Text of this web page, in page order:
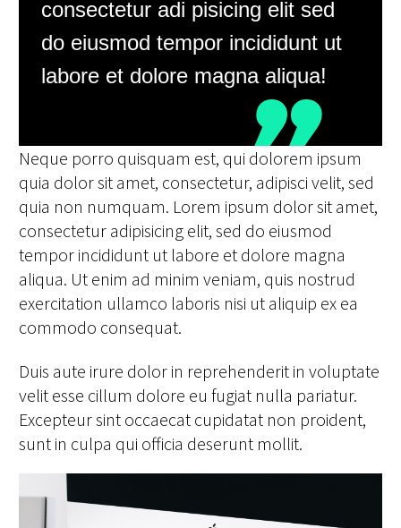
consectetur adi pisicing elit sed
do eiusmod tempor incididunt ut
labore et dolore magna aliqua!
Neque porro quisquam est, qui dolorem ipsum
quia dolor sit amet, consectetur, adipisci velit, sed
quia non numquam. Lorem ipsum dolor sit amet,
consectetur adipisicing elit, sed do eiusmod
tempor incididunt ut labore et dolore magna
aliqua. Ut enim ad minim veniam, quis nostrud
exercitation ullamco laboris nisi ut aliquip ex ea
commodo consequat.
Duis aute irure dolor in reprehenderit in voluptate
velit esse cillum dolore eu fugiat nulla pariatur.
Excepteur sint occaecat cupidatat non proident,
sunt in culpa qui officia deserunt mollit.